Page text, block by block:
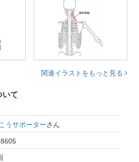
関連イラストをもっと見る
いて
うサポーターさん